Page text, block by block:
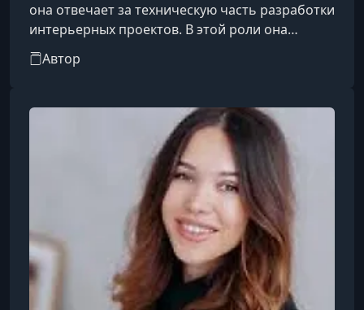
она отвечает за техническую часть разработки
интерьерных проектов. В этой роли она
продумывает и оформляет чертежи и рабочую
документацию, которые служат основой для
решений в жилых пространствах. Ее работа
позволяет превращать визуальные концепции
в грамотные, функциональные и точно
выверенные проекты, готовые к строительству
и воплощению в жизнь.
Автор